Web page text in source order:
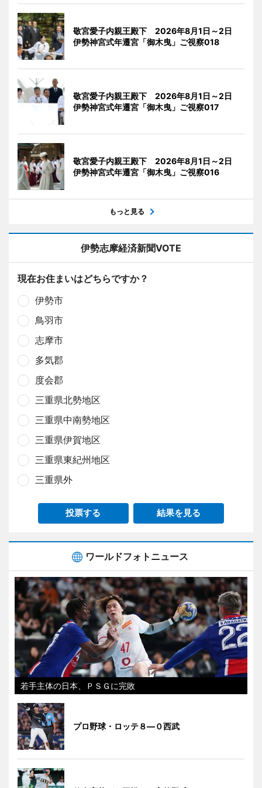
敬宮愛子内親王殿下 2026年8月1日～2日
伊勢神宮式年遷宮「御木曳」ご視察018
敬宮愛子内親王殿下 2026年8月1日～2日
伊勢神宮式年遷宮「御木曳」ご視察017
敬宮愛子内親王殿下 2026年8月1日～2日
伊勢神宮式年遷宮「御木曳」ご視察016
もっと見る
伊勢志摩経済新聞VOTE
現在お住まいはどちらですか？
伊勢市
鳥羽市
志摩市
多気郡
度会郡
三重県北勢地区
三重県中南勢地区
三重県伊賀地区
三重県東紀州地区
三重県外
投票する 結果を見る
ワールドフォトニュース
若手主体の日本、ＰＳＧに完敗
プロ野球・ロッテ８―０西武